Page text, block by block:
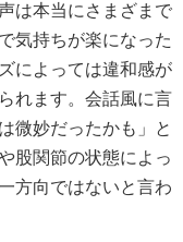
は本当にさまざまで
気持ちが楽になった
によっては違和感が
れます。会話風に言
微妙だったかも」と
股関節の状態によっ
方向ではないと言わ